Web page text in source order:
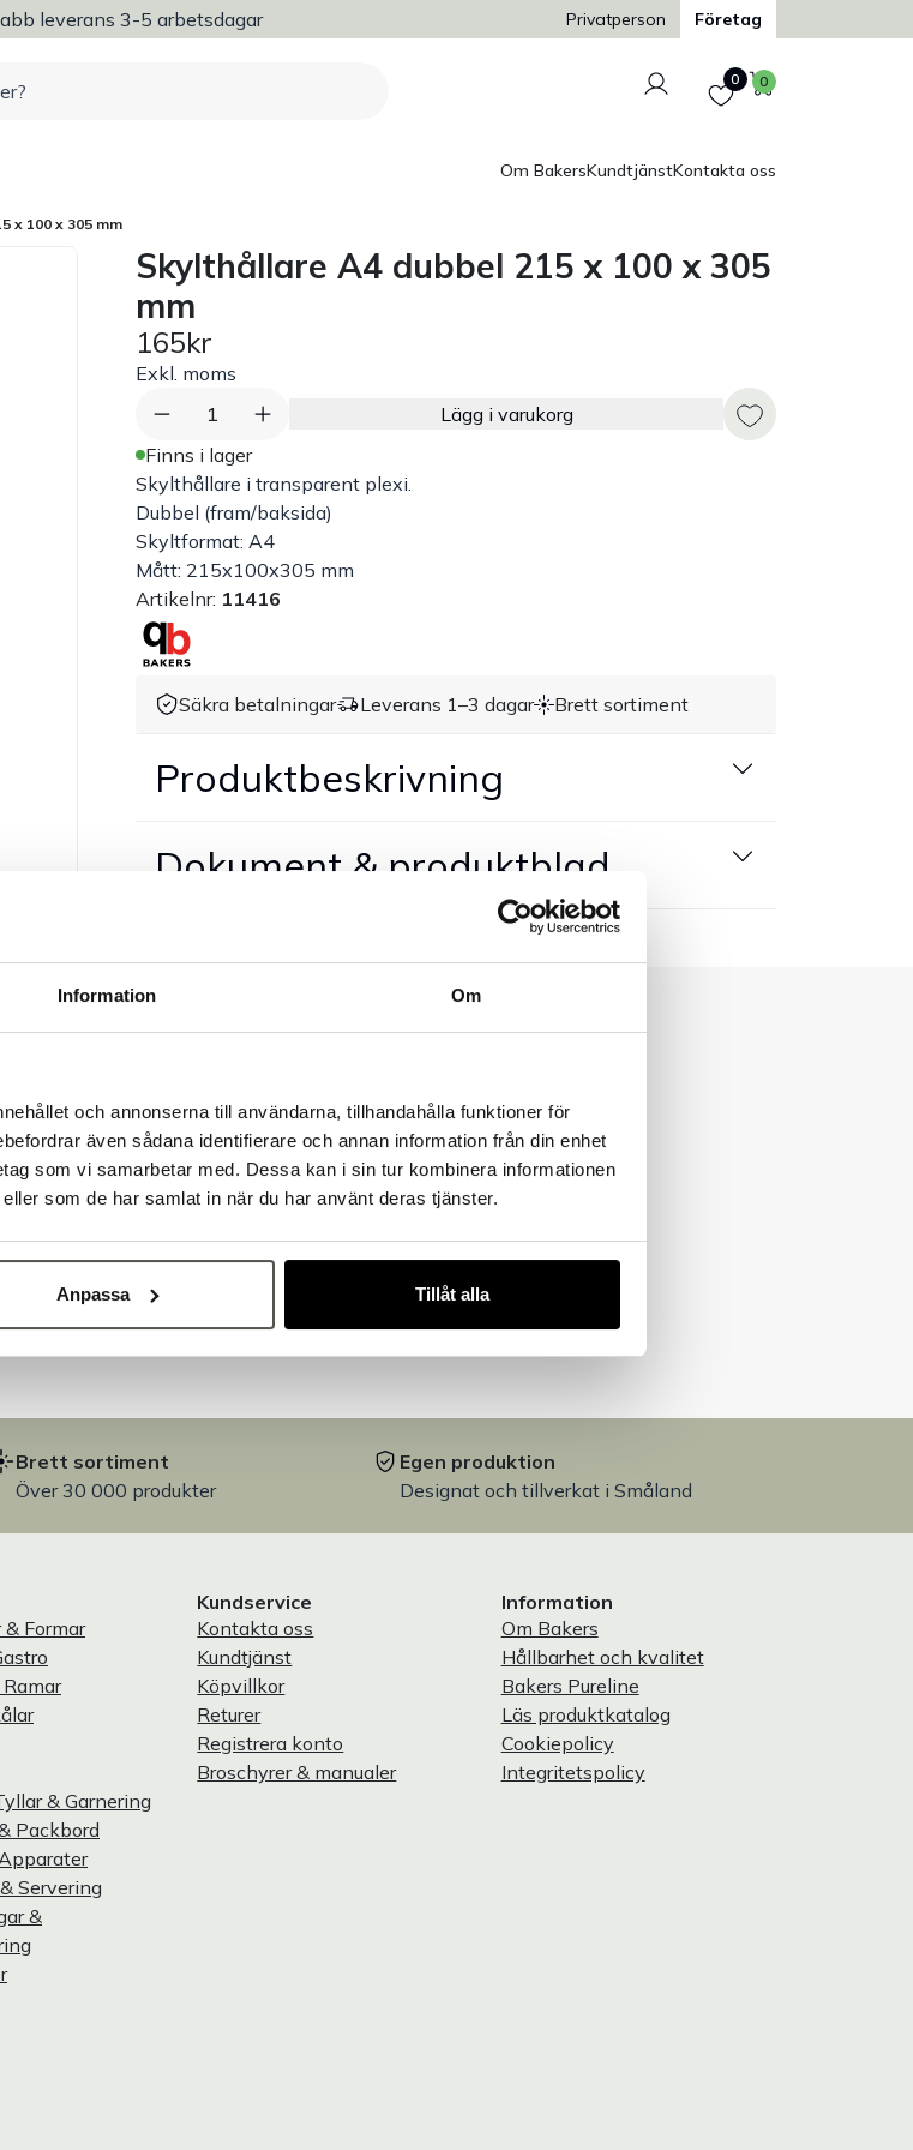
Information Om
och annonserna till användarna, tillhandahålla funktioner för
även sådana identifierare och annan information från din enhet
som vi samarbetar med. Dessa kan i sin tur kombinera informationen
som de har samlat in när du har använt deras tjänster.
Anpassa Tillåt alla
leverans 3-5 arbetsdagar Trygg och säker betalning
Privatperson Företag
Logga in
Favoriter
0 Varukorg
0
Om BakersKundtjänstKontakta oss
x 100 x 305 mm
Skylthållare A4 dubbel 215 x 100 x 305
mm
165kr
Exkl. moms
1
Lägg i varukorg
Finns i lager
Skylthållare i transparent plexi.
Dubbel (fram/baksida)
Skyltformat: A4
Mått: 215x100x305 mm
Artikelnr: 11416
Säkra betalningar Leverans 1–3 dagar Brett sortiment
Produktbeskrivning
Dokument & produktblad
Brett sortiment
Över 30 000 produkter
Egen produktion
Designat och tillverkat i Småland
Formar
& Garnering
Packbord
Servering
&
Kundservice
Kontakta oss
Kundtjänst
Köpvillkor
Returer
Registrera konto
Broschyrer & manualer
Information
Om Bakers
Hållbarhet och kvalitet
Bakers Pureline
Läs produktkatalog
Cookiepolicy
Integritetspolicy
till Bakers!
som företag eller privatperson?
Fortsätt som företag